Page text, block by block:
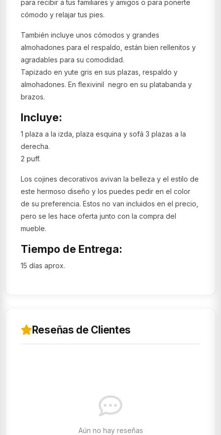
para recibir a tus familiares y amigos o para ponerte
cómodo y relajar tus pies.
También incluye unos cómodos y grandes
almohadones para el respaldo, están bien rellenitos y
agradables para su comodidad.
Tapizado en yute gris en sus plazas, respaldo y
almohadones. En flexivinil negro en su platabanda y
brazos.
Incluye:
1 plaza a la izda, plaza esquina y sofá 3 plazas a la
derecha.
2 puff.
Los cojines decorativos avivan la belleza y el estilo de
este hermoso diseño y los puedes pedir en el color
de su preferencia. Estos no van incluidos en el precio,
pero se les hace oferta junto con la compra del
mueble.
Tiempo de Entrega:
15 días aprox.
Reseñas de Clientes
Aún no hay reseñas